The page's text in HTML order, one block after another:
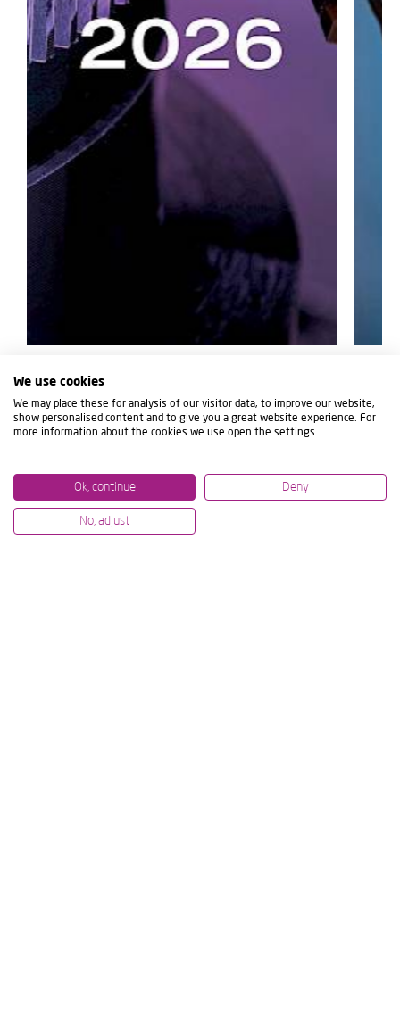
LAVORAZIONI MECCANICHE DI
ALTO LIVELLO ALL’IMTS E ALL’AMB:
DIMOSTRAZIONI TECNOLOGICHE
We use cookies
We may place these for analysis of our visitor data, to improve our website,
show personalised content and to give you a great website experience. For
more information about the cookies we use open the settings.
Ok, continue Deny
No, adjust